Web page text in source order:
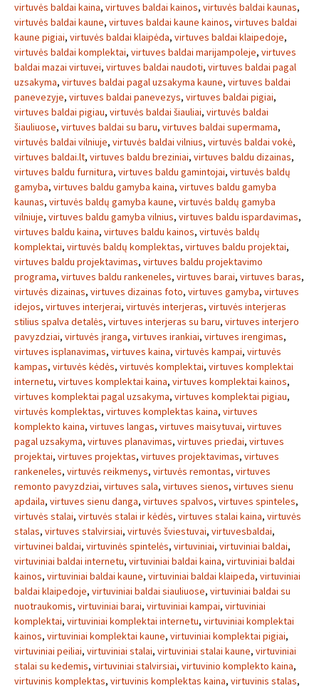
virtuvės baldai kaina, virtuves baldai kainos, virtuvės baldai kaunas,
virtuvės baldai kaune, virtuves baldai kaune kainos, virtuves baldai
kaune pigiai, virtuvės baldai klaipėda, virtuves baldai klaipedoje,
virtuvės baldai komplektai, virtuves baldai marijampoleje, virtuves
baldai mazai virtuvei, virtuves baldai naudoti, virtuves baldai pagal
uzsakyma, virtuves baldai pagal uzsakyma kaune, virtuves baldai
panevezyje, virtuves baldai panevezys, virtuves baldai pigiai,
virtuves baldai pigiau, virtuvės baldai šiauliai, virtuvės baldai
šiauliuose, virtuves baldai su baru, virtuves baldai supermama,
virtuvės baldai vilniuje, virtuvės baldai vilnius, virtuvės baldai vokė,
virtuves baldai.lt, virtuves baldu breziniai, virtuves baldu dizainas,
virtuves baldu furnitura, virtuves baldu gamintojai, virtuvės baldų
gamyba, virtuves baldu gamyba kaina, virtuves baldu gamyba
kaunas, virtuvės baldų gamyba kaune, virtuvės baldų gamyba
vilniuje, virtuves baldu gamyba vilnius, virtuves baldu ispardavimas,
virtuves baldu kaina, virtuves baldu kainos, virtuvės baldų
komplektai, virtuvės baldų komplektas, virtuves baldu projektai,
virtuves baldu projektavimas, virtuves baldu projektavimo
programa, virtuves baldu rankeneles, virtuves barai, virtuves baras,
virtuvės dizainas, virtuves dizainas foto, virtuves gamyba, virtuves
idejos, virtuves interjerai, virtuvės interjeras, virtuvės interjeras
stilius spalva detalės, virtuves interjeras su baru, virtuves interjero
pavyzdziai, virtuvės įranga, virtuves irankiai, virtuves irengimas,
virtuves isplanavimas, virtuves kaina, virtuvės kampai, virtuvės
kampas, virtuvės kėdės, virtuvės komplektai, virtuves komplektai
internetu, virtuves komplektai kaina, virtuves komplektai kainos,
virtuves komplektai pagal uzsakyma, virtuves komplektai pigiau,
virtuvės komplektas, virtuves komplektas kaina, virtuves
komplekto kaina, virtuves langas, virtuves maisytuvai, virtuves
pagal uzsakyma, virtuves planavimas, virtuves priedai, virtuves
projektai, virtuves projektas, virtuves projektavimas, virtuves
rankeneles, virtuvės reikmenys, virtuvės remontas, virtuves
remonto pavyzdziai, virtuves sala, virtuves sienos, virtuves sienu
apdaila, virtuves sienu danga, virtuves spalvos, virtuves spinteles,
virtuvės stalai, virtuvės stalai ir kėdės, virtuves stalai kaina, virtuvės
stalas, virtuves stalvirsiai, virtuvės šviestuvai, virtuvesbaldai,
virtuvinei baldai, virtuvinės spintelės, virtuviniai, virtuviniai baldai,
virtuviniai baldai internetu, virtuviniai baldai kaina, virtuviniai baldai
kainos, virtuviniai baldai kaune, virtuviniai baldai klaipeda, virtuviniai
baldai klaipedoje, virtuviniai baldai siauliuose, virtuviniai baldai su
nuotraukomis, virtuviniai barai, virtuviniai kampai, virtuviniai
komplektai, virtuviniai komplektai internetu, virtuviniai komplektai
kainos, virtuviniai komplektai kaune, virtuviniai komplektai pigiai,
virtuviniai peiliai, virtuviniai stalai, virtuviniai stalai kaune, virtuviniai
stalai su kedemis, virtuviniai stalvirsiai, virtuvinio komplekto kaina,
virtuvinis komplektas, virtuvinis komplektas kaina, virtuvinis stalas,